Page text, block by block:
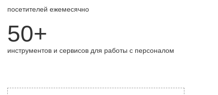
посетителей ежемесячно
50+
инструментов и сервисов для работы с персоналом